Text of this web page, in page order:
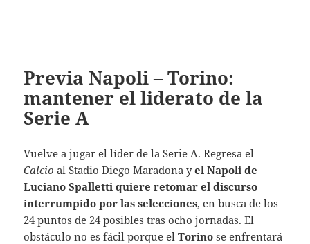
Previa Napoli – Torino:
mantener el liderato de la
Serie A
Vuelve a jugar el líder de la Serie A. Regresa el
Calcio al Stadio Diego Maradona y el Napoli de
Luciano Spalletti quiere retomar el discurso
interrumpido por las selecciones, en busca de los
24 puntos de 24 posibles tras ocho jornadas. El
obstáculo no es fácil porque elTorino se enfrentará